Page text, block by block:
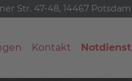
Str. 47-48, 14467 Potsdam
Kontakt Notdienst